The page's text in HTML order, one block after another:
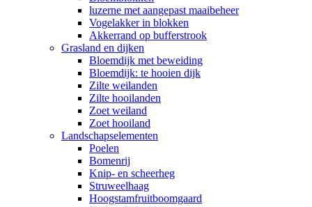
luzerne met aangepast maaibeheer
Vogelakker in blokken
Akkerrand op bufferstrook
Grasland en dijken
Bloemdijk met beweiding
Bloemdijk: te hooien dijk
Zilte weilanden
Zilte hooilanden
Zoet weiland
Zoet hooiland
Landschapselementen
Poelen
Bomenrij
Knip- en scheerheg
Struweelhaag
Hoogstamfruitboomgaard